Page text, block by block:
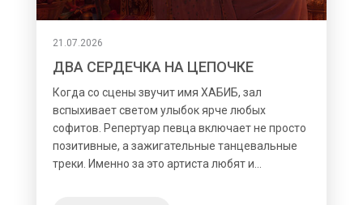
21.07.2026
ДВА СЕРДЕЧКА НА ЦЕПОЧКЕ
Когда со сцены звучит имя ХАБИБ, зал
вспыхивает светом улыбок ярче любых
софитов. Репертуар певца включает не просто
позитивные, а зажигательные танцевальные
треки. Именно за это артиста любят и...